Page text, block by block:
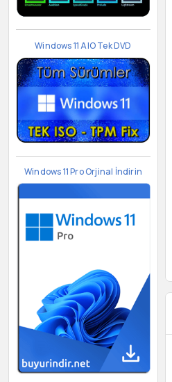
Windows 11 AIO Tek DVD
Windows 11 Pro Orjinal İndirin